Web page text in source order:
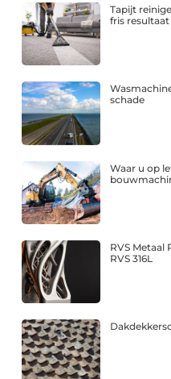
Tapijt
fris resultaat
schade
Waar u op
RVS Metaal
RVS 316L